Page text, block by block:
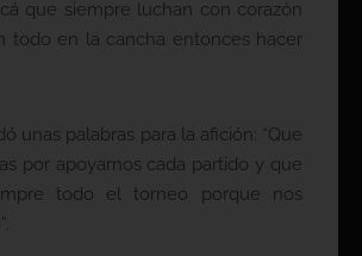
que siempre luchan con corazón
todo en la cancha entonces hacer
unas palabras para la afición: “Que
por apoyarnos cada partido y que
todo el torneo porque nos